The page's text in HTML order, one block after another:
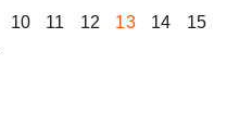
10 11 12 13 14 15